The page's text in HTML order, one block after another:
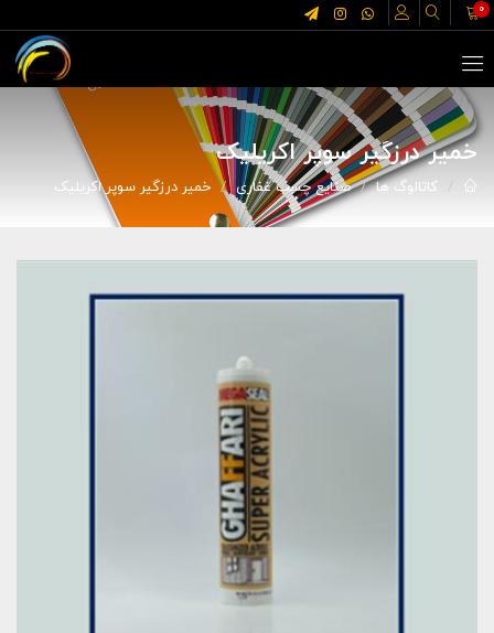
0
خمیر درزگیر سوپر اکریلیک
کاتالوگ ها صنایع چسب غفاری خمیر درزگیر سوپر اکریلیک